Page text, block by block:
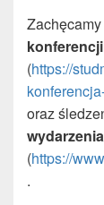
konferencji
(https://
oraz
(https://
.